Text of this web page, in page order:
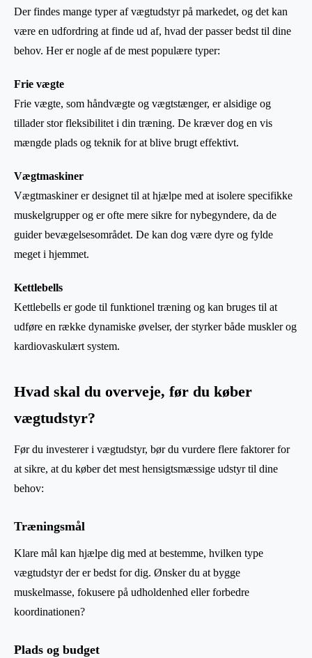
Der findes mange typer af vægtudstyr på markedet, og det kan
være en udfordring at finde ud af, hvad der passer bedst til dine
behov. Her er nogle af de mest populære typer:
Frie vægte
Frie vægte, som håndvægte og vægtstænger, er alsidige og
tillader stor fleksibilitet i din træning. De kræver dog en vis
mængde plads og teknik for at blive brugt effektivt.
Vægtmaskiner
Vægtmaskiner er designet til at hjælpe med at isolere specifikke
muskelgrupper og er ofte mere sikre for nybegyndere, da de
guider bevægelsesområdet. De kan dog være dyre og fylde
meget i hjemmet.
Kettlebells
Kettlebells er gode til funktionel træning og kan bruges til at
udføre en række dynamiske øvelser, der styrker både muskler og
kardiovaskulært system.
Hvad skal du overveje, før du køber
vægtudstyr?
Før du investerer i vægtudstyr, bør du vurdere flere faktorer for
at sikre, at du køber det mest hensigtsmæssige udstyr til dine
behov:
Træningsmål
Klare mål kan hjælpe dig med at bestemme, hvilken type
vægtudstyr der er bedst for dig. Ønsker du at bygge
muskelmasse, fokusere på udholdenhed eller forbedre
koordinationen?
Plads og budget